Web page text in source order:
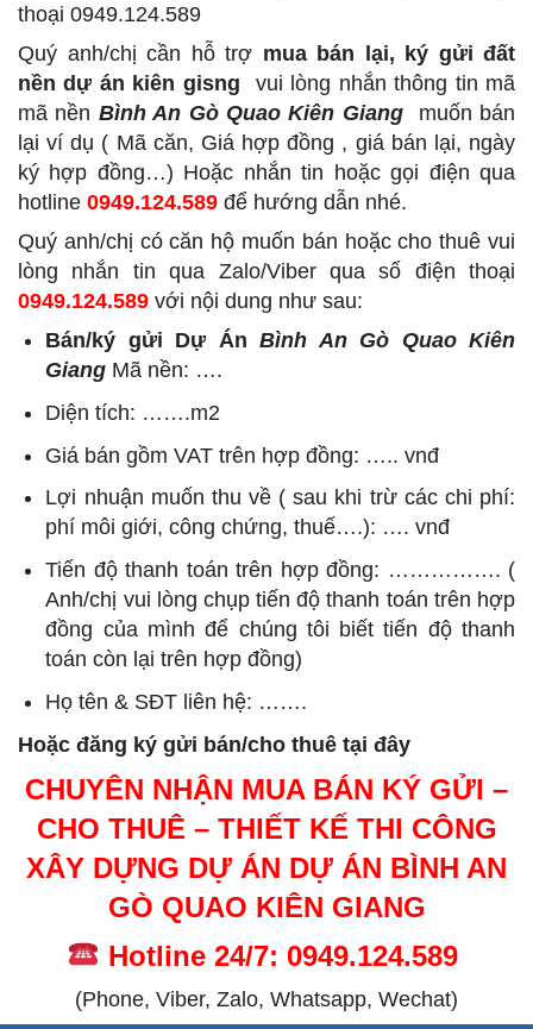
thoại 0949.124.589
Quý anh/chị cần hỗ trợ mua bán lại, ký gửi đất
nền dự án kiên gisng
vui lòng nhắn thông tin mã
mã nền Bình An Gò Quao Kiên Giangmuốn bán
lại ví dụ ( Mã căn, Giá hợp đồng , giá bán lại, ngày
ký hợp đồng…) Hoặc nhắn tin hoặc gọi điện qua
hotline 0949.124.589 để hướng dẫn nhé.
Quý anh/chị có căn hộ muốn bán hoặc cho thuê vui
lòng nhắn tin qua Zalo/Viber qua số điện thoại
0949.124.589 với nội dung như sau:
Bán/ký gửi Dự ÁnBình An Gò Quao Kiên
Giang Mã nền: ….
Diện tích: …….m2
Giá bán gồm VAT trên hợp đồng: ….. vnđ
Lợi nhuận muốn thu về ( sau khi trừ các chi phí:
phí môi giới, công chứng, thuế….): …. vnđ
Tiến độ thanh toán trên hợp đồng: ……………. (
Anh/chị vui lòng chụp tiến độ thanh toán trên hợp
đồng của mình để chúng tôi biết tiến độ thanh
toán còn lại trên hợp đồng)
Họ tên & SĐT liên hệ: …….
Hoặc đăng ký gửi bán/cho thuê tại đây
CHUYÊN NHẬN MUA BÁN KÝ GỬI –
CHO THUÊ – THIẾT KẾ THI CÔNG
XÂY DỰNG DỰ ÁN DỰ ÁN BÌNH AN
GÒ QUAO KIÊN GIANG
Hotline 24/7: 0949.124.589
(Phone, Viber, Zalo, Whatsapp, Wechat)